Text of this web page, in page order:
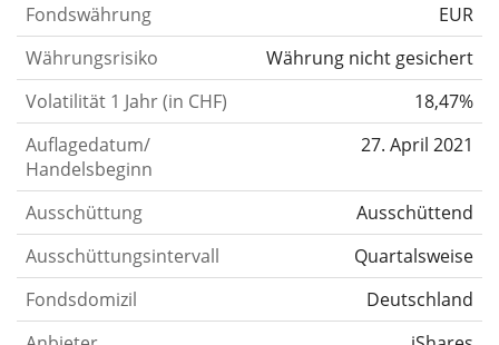
Fondswährung
EUR
Währungsrisiko
Währung nicht gesichert
Volatilität 1 Jahr (in CHF)
18,47%
Auflagedatum/
Handelsbeginn
27. April 2021
Ausschüttung
Ausschüttend
Ausschüttungsintervall
Quartalsweise
Fondsdomizil
Deutschland